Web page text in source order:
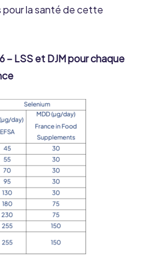
la santé de cette
– LSS et DJM pour chaque